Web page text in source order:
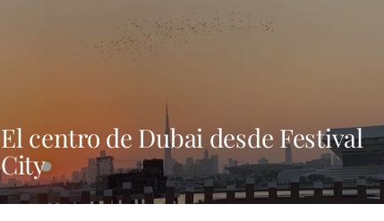
El centro de Dubai desde Festival
City